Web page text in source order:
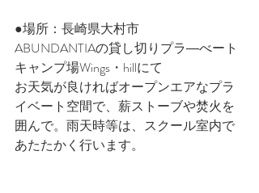
●場所：長崎県大村市
ABUNDANTIAの貸し切りプラ―べート
キャンプ場Wings・hillにて
お天気が良ければオープンエアなプラ
イベート空間で、薪ストーブや焚火を
囲んで。雨天時等は、スクール室内で
あたたかく行います。